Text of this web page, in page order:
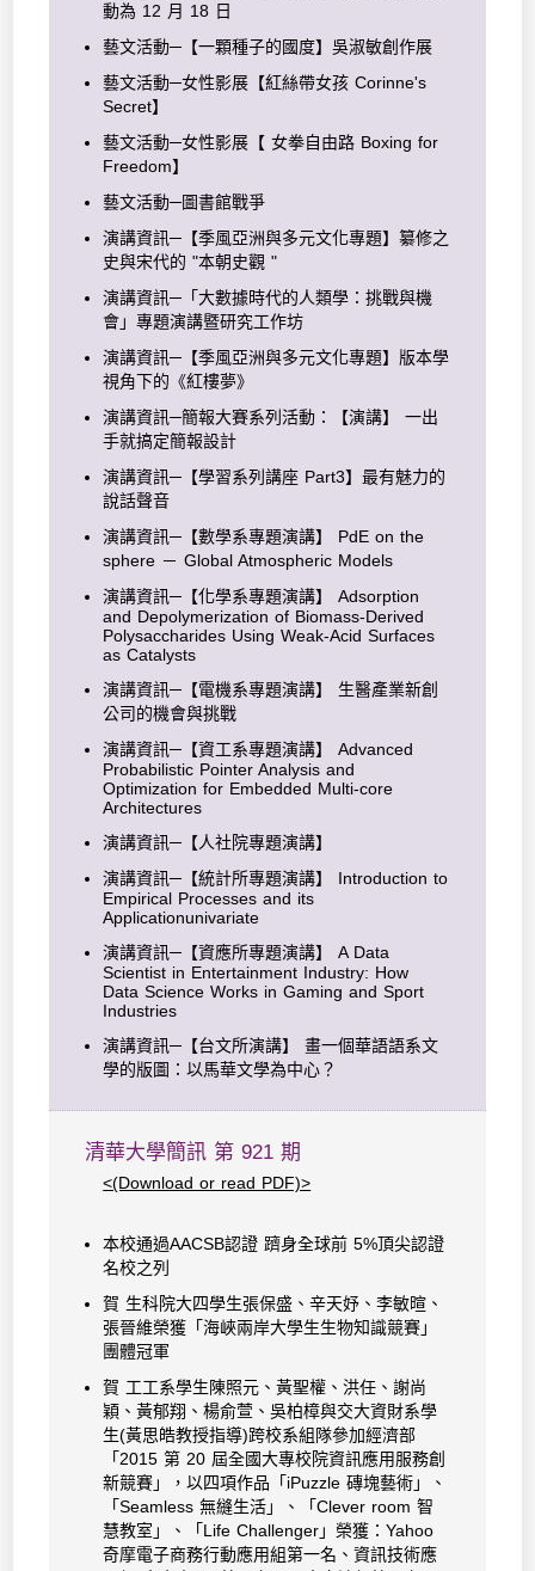
動為 12 月 18 日
藝文活動─【一顆種子的國度】吳淑敏創作展
藝文活動─女性影展【紅絲帶女孩 Corinne's
Secret】
藝文活動─女性影展【 女拳自由路 Boxing for
Freedom】
藝文活動─圖書館戰爭
演講資訊─【季風亞洲與多元文化專題】纂修之
史與宋代的 "本朝史觀 "
演講資訊─「大數據時代的人類學：挑戰與機
會」專題演講暨研究工作坊
演講資訊─【季風亞洲與多元文化專題】版本學
視角下的《紅樓夢》
演講資訊─簡報大賽系列活動：【演講】 一出
手就搞定簡報設計
演講資訊─【學習系列講座 Part3】最有魅力的
說話聲音
演講資訊─【數學系專題演講】 PdE on the
sphere － Global Atmospheric Models
演講資訊─【化學系專題演講】 Adsorption
and Depolymerization of Biomass-Derived
Polysaccharides Using Weak-Acid Surfaces
as Catalysts
演講資訊─【電機系專題演講】 生醫產業新創
公司的機會與挑戰
演講資訊─【資工系專題演講】 Advanced
Probabilistic Pointer Analysis and
Optimization for Embedded Multi-core
Architectures
演講資訊─【人社院專題演講】
演講資訊─【統計所專題演講】 Introduction to
Empirical Processes and its
Applicationunivariate
演講資訊─【資應所專題演講】 A Data
Scientist in Entertainment Industry: How
Data Science Works in Gaming and Sport
Industries
演講資訊─【台文所演講】 畫一個華語語系文
學的版圖：以馬華文學為中心？
清華大學簡訊 第 921 期
<(Download or read PDF)>
本校通過AACSB認證 躋身全球前 5%頂尖認證
名校之列
賀 生科院大四學生張保盛、辛天妤、李敏暄、
張晉維榮獲「海峽兩岸大學生生物知識競賽」
團體冠軍
賀 工工系學生陳照元、黃聖權、洪任、謝尚
穎、黃郁翔、楊俞萱、吳柏樟與交大資財系學
生(黃思皓教授指導)跨校系組隊參加經濟部
「2015 第 20 屆全國大專校院資訊應用服務創
新競賽」，以四項作品「iPuzzle 磚塊藝術」、
「Seamless 無縫生活」、「Clever room 智
慧教室」、「Life Challenger」榮獲：Yahoo
奇摩電子商務行動應用組第一名、資訊技術應